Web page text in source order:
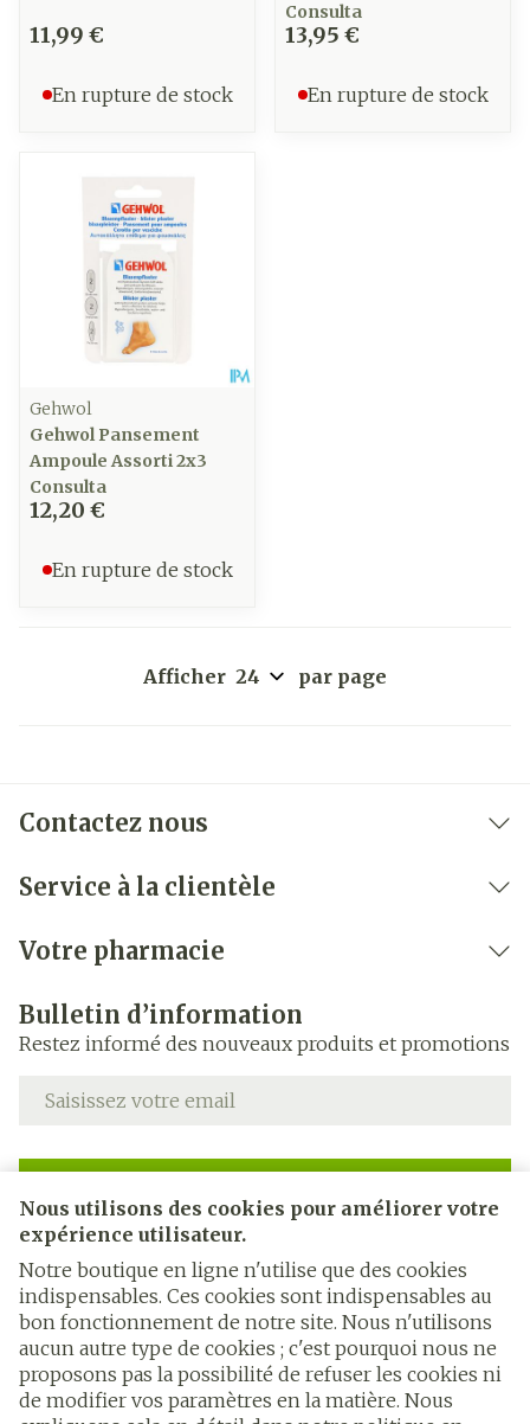
Nous utilisons des cookies pour améliorer votre
expérience utilisateur.
Notre boutique en ligne n'utilise que des cookies
indispensables. Ces cookies sont indispensables au
bon fonctionnement de notre site. Nous n'utilisons
aucun autre type de cookies ; c'est pourquoi nous ne
proposons pas la possibilité de refuser les cookies ni
de modifier vos paramètres en la matière. Nous
11,99 €
En rupture de stock
Consulta
13,95 €
En rupture de stock
Gehwol
Gehwol Pansement
Ampoule Assorti 2x3
Consulta
12,20 €
En rupture de stock
Afficher par page
Contactez nous
Service à la clientèle
Votre pharmacie
Bulletin d’information
Restez informé des nouveaux produits et promotions
Adresse mail
En cliquant sur s'abonner, vous vous abonnez à notre
newsletter et acceptez notrepolitique de confidentialité